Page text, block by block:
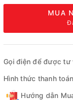
MUA
Gọi điện để được tư
Hình thức thanh toán
Hướng dẫn